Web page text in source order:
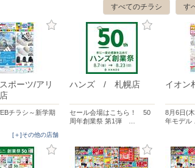
す
すべてのチラシ
ポーツ/アリ
チラシ～新学期
[＋]その他の店舗
ハンズ / 札幌店
セール会場はこちら！ 50
周年創業祭 第1弾 …
イオン
8月6日(
年モデル